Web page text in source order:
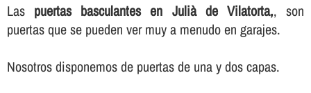
Las puertas basculantes en Julià de Vilatorta,, son
puertas que se pueden ver muy a menudo en garajes.
Nosotros disponemos de puertas de una y dos capas.